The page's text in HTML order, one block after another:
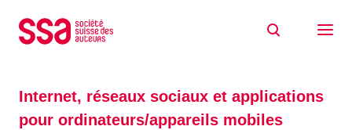
Internet, réseaux sociaux et applications pour ordinateurs/appareils
mobiles
Internet, réseaux sociaux et applications
pour ordinateurs/appareils mobiles